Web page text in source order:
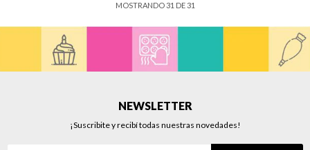
MOSTRANDO31 DE31
NEWSLETTER
¡Suscribite y recibí todas nuestras novedades!